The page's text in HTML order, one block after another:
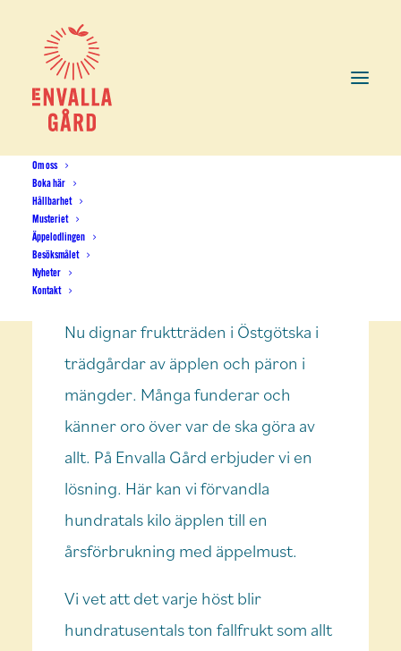
Om oss
Boka här
Hållbarhet
Musteriet
Äppelodlingen
Besöksmålet
Nyheter
Kontakt
Välkommen till oss med
din frukt
Nu dignar fruktträden i Östgötska i
trädgårdar av äpplen och päron i
mängder. Många funderar och
känner oro över var de ska göra av
allt. På Envalla Gård erbjuder vi en
lösning. Här kan vi förvandla
hundratals kilo äpplen till en
årsförbrukning med äppelmust.
Vi vet att det varje höst blir
hundratusentals ton fallfrukt som allt